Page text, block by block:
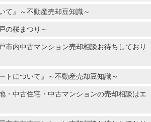
て』～不動産売却豆知識～
の桜まつり～
市内中古マンション売却相談お待ちしており
トについて』～不動産売却豆知識～
・中古住宅・中古マンションの売却相談はエ